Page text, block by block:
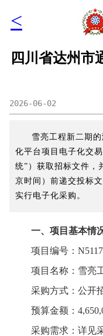
<
四川省达州市
2026-06-02
雪亮工程新二期
化平台项目电子化交
统”）获取招标文件，
京时间）前递交投标
实行电子化采购。
一、项目基本情
项目编号：
项目名称：雪亮
采购方式：公开
预算金额：
采购需求：详见